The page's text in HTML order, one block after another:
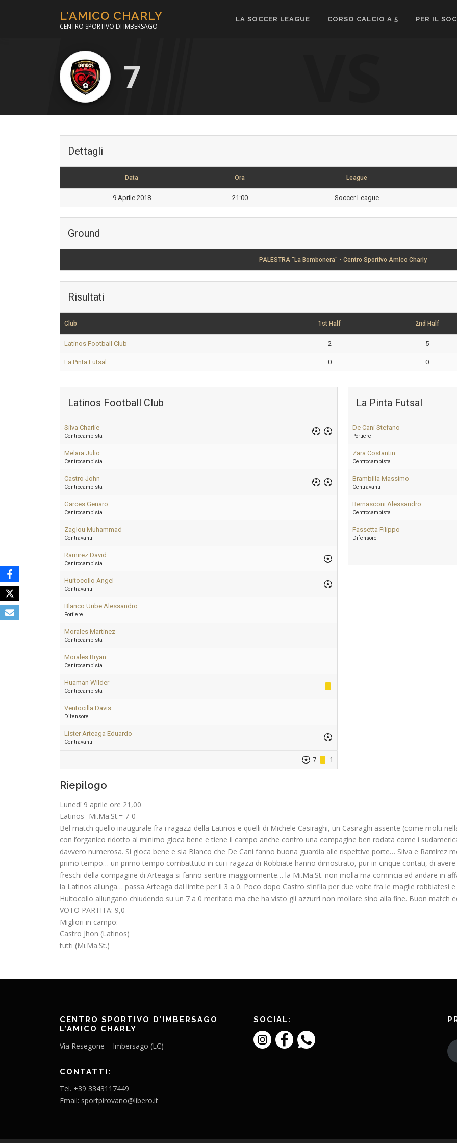
L'AMICO CHARLY
CENTRO SPORTIVO DI IMBERSAGO
LA SOCCER LEAGUE CORSO CALCIO A 5 PER IL
7
Dettagli
Data Ora League
9 Aprile 2018 21:00 Soccer League
Ground
PALESTRA "La Bombonera" - Centro Sportivo Amico Charly
Risultati
Club 1st Half 2nd Half
Latinos Football Club 2 5
La Pinta Futsal 0 0
Latinos Football Club
Silva Charlie
Centrocampista
Melara Julio
Centrocampista
Castro John
Centrocampista
Garces Genaro
Centrocampista
Zaglou Muhammad
Centravanti
Ramirez David
Centrocampista
Huitocollo Angel
Centravanti
Blanco Uribe Alessandro
Portiere
Morales Martinez
Centrocampista
Morales Bryan
Centrocampista
Huaman Wilder
Centrocampista
Ventocilla Davis
Difensore
Lister Arteaga Eduardo
Centravanti
7 1
La Pinta Futsal
De Cani Stefano
Portiere
Zara Costantin
Centrocampista
Brambilla Massimo
Centravanti
Bernasconi Alessandro
Centrocampista
Fassetta Filippo
Difensore
Riepilogo
Lunedì 9 aprile ore 21,00
Latinos- Mi.Ma.St.= 7-0
Bel match quello inaugurale fra i ragazzi della Latinos e quelli di Michele Casiraghi, un Casiraghi assente (come molti
con l’organico ridotto al minimo gioca bene e tiene il campo anche contro una compagine ben rodata come i
davvero numerosa. Si gioca bene e sia Blanco che De Cani fanno buona guardia alle rispettive porte… Silva e Ramirez
primo tempo… un primo tempo combattuto in cui i ragazzi di Robbiate hanno dimostrato, pur in cinque contati, di
freschi della compagine di Arteaga si fanno sentire maggiormente… la Mi.Ma.St. non molla ma comincia ad andare in
la Latinos allunga… passa Arteaga dal limite per il 3 a 0. Poco dopo Castro s’infila per due volte fra le maglie robbiatesi
Huitocollo allungano chiudendo su un 7 a 0 meritato ma che ha visto gli azzurri non mollare sino alla fine. Buon match
VOTO PARTITA: 9,0
Migliori in campo:
Castro Jhon (Latinos)
tutti (Mi.Ma.St.)
CENTRO SPORTIVO D’IMBERSAGO
L’AMICO CHARLY
Via Resegone – Imbersago (LC)
CONTATTI:
Tel. +39 3343117449
Email: sportpirovano@libero.it
SOCIAL: